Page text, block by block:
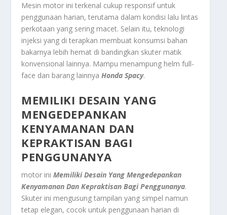
Mesin motor ini terkenal cukup responsif untuk
penggunaan harian, terutama dalam kondisi lalu lintas
perkotaan yang sering macet. Selain itu, teknologi
injeksi yang di terapkan membuat konsumsi bahan
bakarnya lebih hemat di bandingkan skuter matik
konvensional lainnya. Mampu menampung helm full-
face dan barang lainnya Honda Spacy.
MEMILIKI DESAIN YANG
MENGEDEPANKAN
KENYAMANAN DAN
KEPRAKTISAN BAGI
PENGGUNANYA
motor iniMemiliki Desain Yang Mengedepankan
Kenyamanan Dan Kepraktisan Bagi Penggunanya.
Skuter ini mengusung tampilan yang simpel namun
tetap elegan, cocok untuk penggunaan harian di